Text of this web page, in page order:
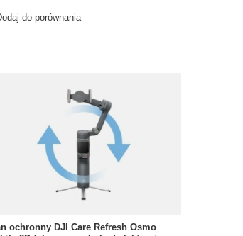
do porównania
ochronny DJI Care Refresh Osmo